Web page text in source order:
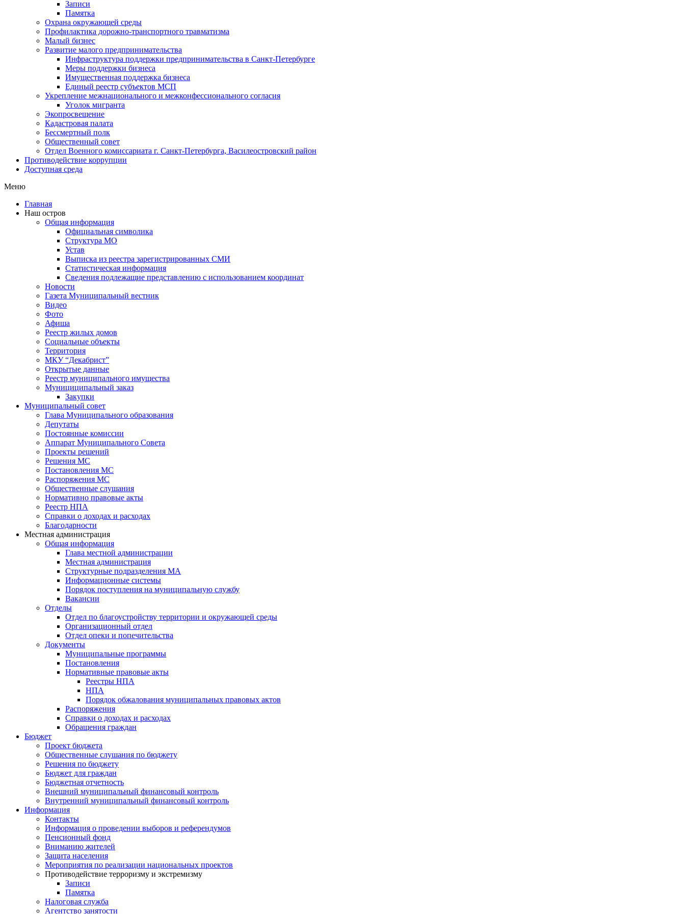
Записи
Памятка
Охрана окружающей среды
Профилактика дорожно-транспортного травматизма
Малый бизнес
Развитие малого предпринимательства
Инфраструктура поддержки предпринимательства в Санкт-Петербурге
Меры поддержки бизнеса
Имущественная поддержка бизнеса
Единый реестр субъектов МСП
Укрепление межнационального и межконфессионального согласия
Уголок мигранта
Экопросвещение
Кадастровая палата
Бессмертный полк
Общественный совет
Отдел Военного комиссариата г. Санкт-Петербурга, Василеостровский район
Противодействие коррупции
Доступная среда
Меню
Главная
Наш остров
Общая информация
Официальная символика
Структура МО
Устав
Выписка из реестра зарегистрированных СМИ
Статистическая информация
Сведения подлежащие представлению с использованием координат
Новости
Газета Муниципальный вестник
Видео
Фото
Афиша
Реестр жилых домов
Социальные объекты
Территория
МКУ “Декабрист”
Открытые данные
Реестр муниципального имущества
Мунициципальный заказ
Закупки
Муниципальный совет
Глава Муниципального образования
Депутаты
Постоянные комиссии
Аппарат Муниципального Совета
Проекты решений
Решения МС
Постановления МС
Распоряжения МС
Общественные слушания
Нормативно правовые акты
Реестр НПА
Справки о доходах и расходах
Благодарности
Местная администрация
Общая информация
Глава местной администрации
Местная администрация
Структурные подразделения МА
Информационные системы
Порядок поступления на муниципальную службу
Вакансии
Отделы
Отдел по благоустройству территории и окружающей среды
Организационный отдел
Отдел опеки и попечительства
Документы
Муниципальные программы
Постановления
Нормативные правовые акты
Реестры НПА
НПА
Порядок обжалования муниципальных правовых актов
Распоряжения
Справки о доходах и расходах
Обращения граждан
Бюджет
Проект бюджета
Общественные слушания по бюджету
Решения по бюджету
Бюджет для граждан
Бюджетная отчетность
Внешний муниципальный финансовый контроль
Внутренний муниципальный финансовый контроль
Информация
Контакты
Информация о проведении выборов и референдумов
Пенсионный фонд
Вниманию жителей
Защита населения
Мероприятия по реализации национальных проектов
Противодействие терроризму и экстремизму
Записи
Памятка
Налоговая служба
Агентство занятости